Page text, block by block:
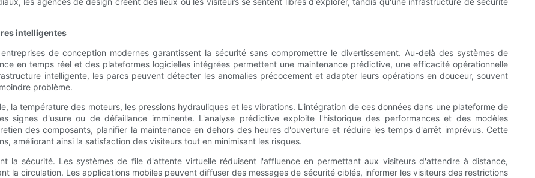
intelligentes
de conception modernes garantissent la sécurité sans compromettre le divertissement. Au-delà des systèmes de
en temps réel et des plateformes logicielles intégrées permettent une maintenance prédictive, une efficacité opérationnelle
intelligente, les parcs peuvent détecter les anomalies précocement et adapter leurs opérations en douceur, souvent
problème.
la température des moteurs, les pressions hydrauliques et les vibrations. L'intégration de ces données dans une plateforme de
signes d'usure ou de défaillance imminente. L'analyse prédictive exploite l'historique des performances et des modèles
des composants, planifier la maintenance en dehors des heures d'ouverture et réduire les temps d'arrêt imprévus. Cette
améliorant ainsi la satisfaction des visiteurs tout en minimisant les risques.
la sécurité. Les systèmes de file d'attente virtuelle réduisent l'affluence en permettant aux visiteurs d'attendre à distance,
la circulation. Les applications mobiles peuvent diffuser des messages de sécurité ciblés, informer les visiteurs des restrictions